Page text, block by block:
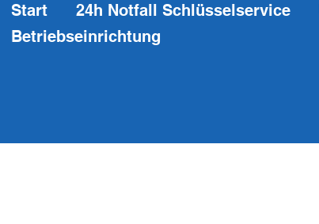
Start 24h Notfall Schlüsselservice
Betriebseinrichtung